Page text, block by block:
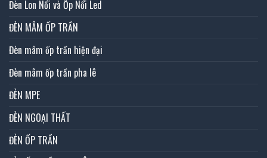
Đèn Lon Nổi và Ốp Nổi Led
ĐÈN MÂM ỐP TRẦN
Đèn mâm ốp trần hiện đại
Đèn mâm ốp trần pha lê
ĐÈN MPE
ĐÈN NGOẠI THẤT
ĐÈN ỐP TRẦN